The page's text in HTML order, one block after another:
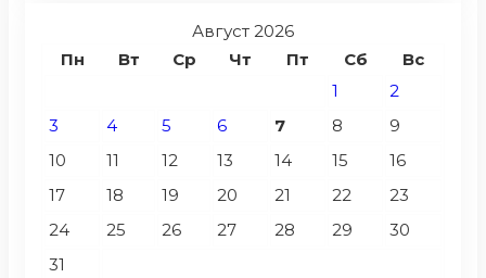
Август 2026
Пн
Вт Ср Чт Пт Сб Вс
1
2
3
4 5 6 7 8
9
10
11 12 13 14 15
16
17
18 19 20 21 22
23
24
25 26 27 28 29
30
31